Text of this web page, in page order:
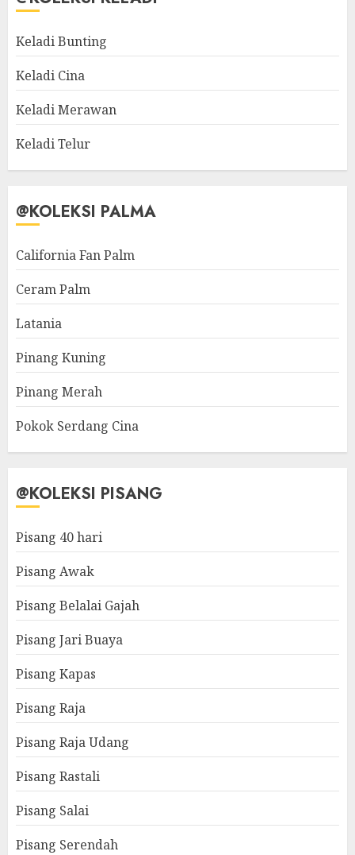
Keladi Bunting
Keladi Cina
Keladi Merawan
Keladi Telur
@KOLEKSI PALMA
California Fan Palm
Ceram Palm
Latania
Pinang Kuning
Pinang Merah
Pokok Serdang Cina
@KOLEKSI PISANG
Pisang 40 hari
Pisang Awak
Pisang Belalai Gajah
Pisang Jari Buaya
Pisang Kapas
Pisang Raja
Pisang Raja Udang
Pisang Rastali
Pisang Salai
Pisang Serendah